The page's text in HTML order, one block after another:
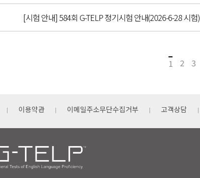
[시험 안내] 584회 G-TELP 정기시험 안내(2026-6-28 시험)
1 2 3
이용약관 이메일주소무단수집거부 고객상담